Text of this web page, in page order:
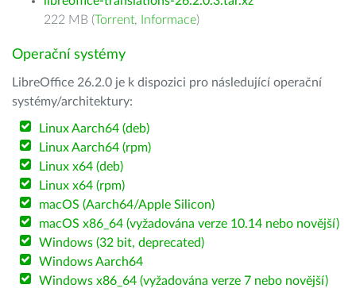
222 MB (Torrent, Informace)
Operační systémy
LibreOffice 26.2.0 je k dispozici pro následující operační
systémy/architektury:
Linux Aarch64 (deb)
Linux Aarch64 (rpm)
Linux x64 (deb)
Linux x64 (rpm)
macOS (Aarch64/Apple Silicon)
macOS x86_64 (vyžadována verze 10.14 nebo novější)
Windows (32 bit, deprecated)
Windows Aarch64
Windows x86_64 (vyžadována verze 7 nebo novější)